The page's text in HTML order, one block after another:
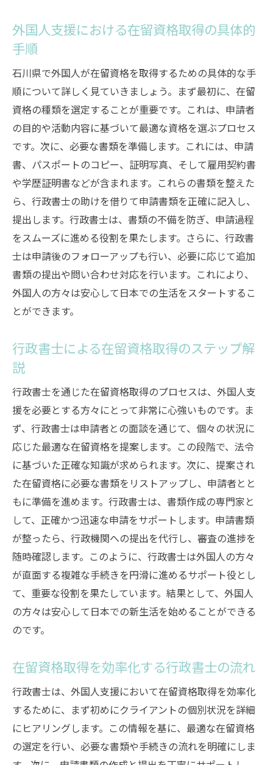
外国人支援における在留資格取得の具体的
手順
石川県で外国人が在留資格を取得するための具体的な手
順について詳しく見ていきましょう。まず最初に、在留
資格の種類を選定することが重要です。これは、申請者
の目的や活動内容に基づいて最適な資格を選ぶプロセス
です。次に、必要な書類を準備します。これには、申請
書、パスポートのコピー、証明写真、そして雇用契約書
や学歴証明書などが含まれます。これらの書類を整えた
ら、行政書士の助けを借りて申請書類を正確に記入し、
提出します。行政書士は、書類の不備を防ぎ、申請過程
をスムーズに進める役割を果たします。さらに、行政書
士は申請後のフォローアップも行い、必要に応じて追加
書類の提出や問い合わせ対応を行います。これにより、
外国人の方々は安心して日本での生活をスタートするこ
とができます。
行政書士による在留資格取得のステップ解
説
行政書士を通じた在留資格取得のプロセスは、外国人支
援を必要とする方々にとって非常に心強いものです。ま
ず、行政書士は申請者との面談を通じて、個々の状況に
応じた最適な在留資格を提案します。この段階で、法令
に基づいた正確な知識が求められます。次に、提案され
た在留資格に必要な書類をリストアップし、申請者とと
もに準備を進めます。行政書士は、書類作成の専門家と
して、正確かつ迅速な申請をサポートします。申請書類
が整ったら、行政機関への提出を代行し、審査の進捗を
随時確認します。このように、行政書士は外国人の方々
が直面する複雑な手続きを円滑に進めるサポート役とし
て、重要な役割を果たしています。結果として、外国人
の方々は安心して日本での新生活を始めることができる
のです。
在留資格取得を効率化する行政書士の流れ
行政書士は、外国人支援において在留資格取得を効率化
するために、まず初めにクライアントの個別状況を詳細
にヒアリングします。この情報を基に、最適な在留資格
の選定を行い、必要な書類や手続きの流れを明確にしま